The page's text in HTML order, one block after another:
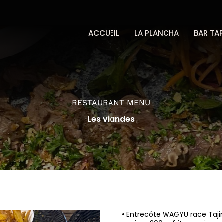
ACCUEIL LA PLANCHA BAR
RESTAURANT MENU
Les viandes
• Entrecôte WAGYU race